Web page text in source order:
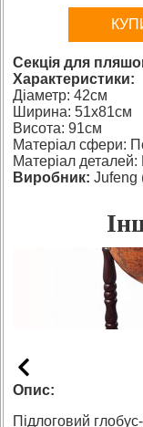
Секція для
Характеристики:
Діаметр: 42см
Ширина: 51х81см
Висота: 91см
Матеріал сфери:
Матеріал
Виробник: Jufeng
Опис:
Підлоговий